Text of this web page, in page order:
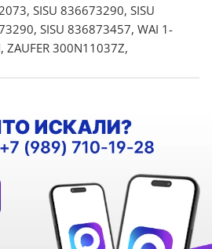
SISU 836673290, SISU
SISU 836873457, WAI 1-
300N11037Z,